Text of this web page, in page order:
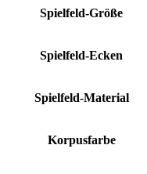
Spielfeld-Größe
Spielfeld-Ecken
Spielfeld-Material
Korpusfarbe